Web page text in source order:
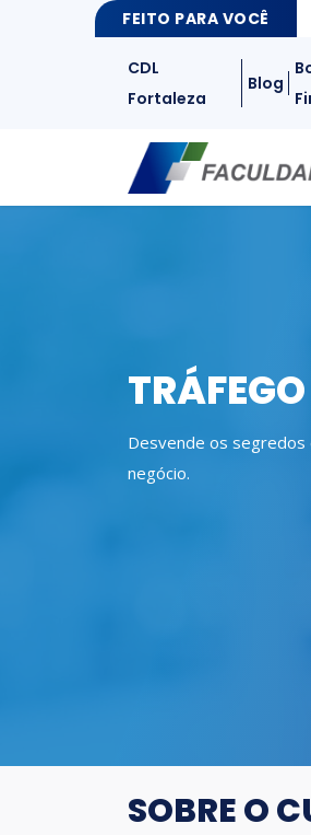
FEITO PARA VOCÊ
CDL
Fortaleza
Blog
Desvende os segredos
negócio.
SOBRE O